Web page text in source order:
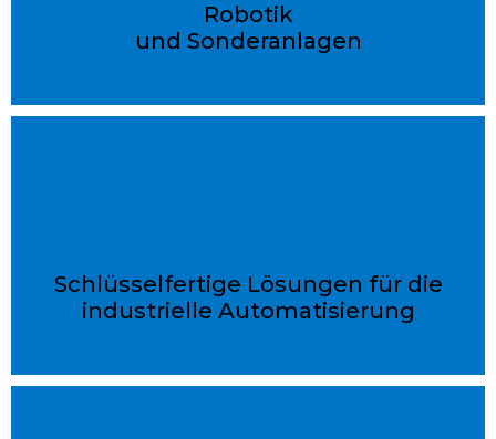
Robotik
und Sonderanlagen
Schlüsselfertige Lösungen für die
industrielle Automatisierung